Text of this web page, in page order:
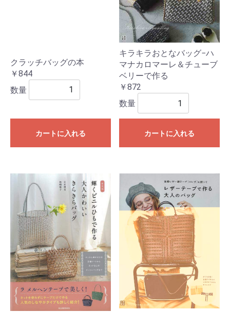
クラッチバッグの本
￥844
数量
カートに入れる
キラキラおとなバッグ−ハ
マナカロマーレ＆チューブ
ベリーで作る
￥872
数量
カートに入れる